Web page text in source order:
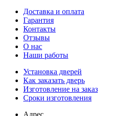
Доставка и оплата
Гарантия
Контакты
Отзывы
О нас
Наши работы
Установка дверей
Как заказать дверь
Изготовление на заказ
Сроки изготовления
Адрес